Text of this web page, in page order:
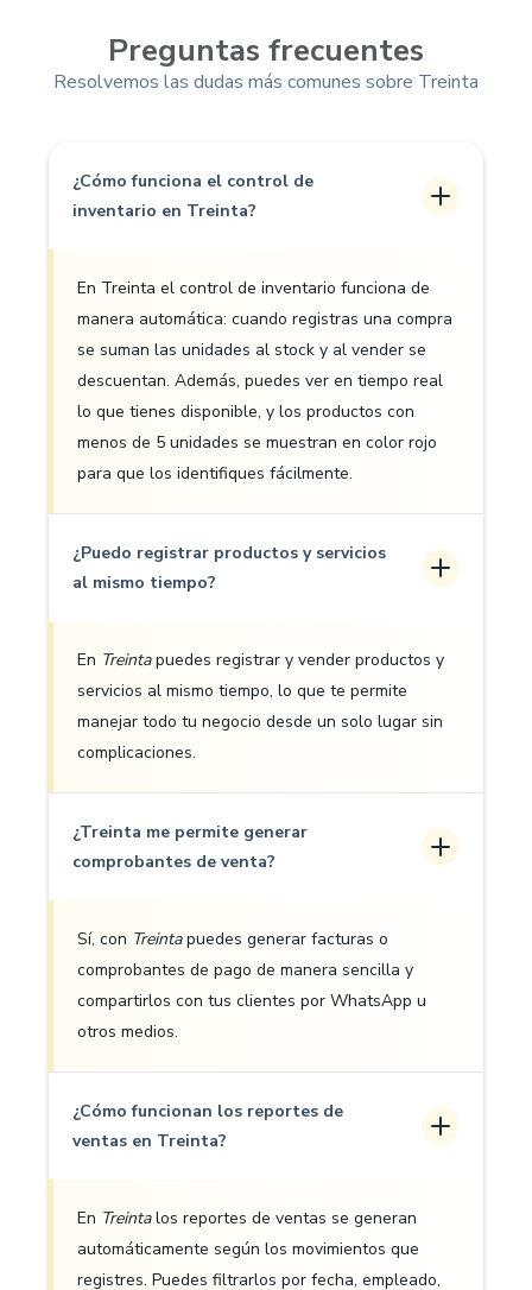
Preguntas frecuentes
Resolvemos las dudas más comunes sobre Treinta
¿Cómo funciona el control de
inventario en Treinta?
En Treinta el control de inventario funciona de
manera automática: cuando registras una compra
se suman las unidades al stock y al vender se
descuentan. Además, puedes ver en tiempo real
lo que tienes disponible, y los productos con
menos de 5 unidades se muestran en color rojo
para que los identifiques fácilmente.
¿Puedo registrar productos y servicios
al mismo tiempo?
En Treintapuedes registrar y vender productos y
servicios al mismo tiempo, lo que te permite
manejar todo tu negocio desde un solo lugar sin
complicaciones.
¿Treinta me permite generar
comprobantes de venta?
Sí, con Treintapuedes generar facturas o
comprobantes de pago de manera sencilla y
compartirlos con tus clientes por WhatsApp u
otros medios.
¿Cómo funcionan los reportes de
ventas en Treinta?
En Treintalos reportes de ventas se generan
automáticamente según los movimientos que
registres. Puedes filtrarlos por fecha, empleado,